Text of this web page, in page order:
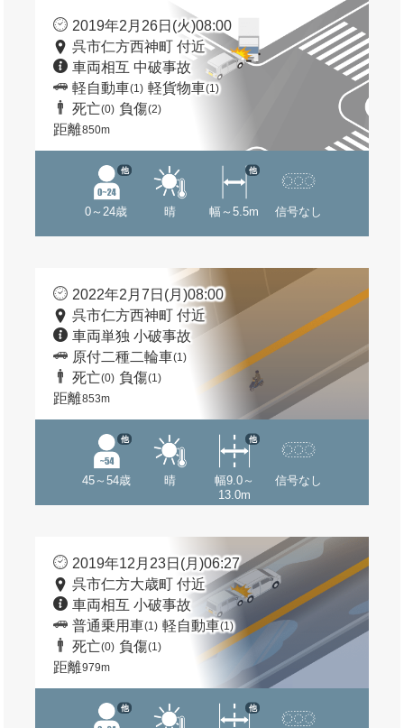
2019年2月26日(火)08:00
呉市仁方西神町 付近
車両相互 中破事故
軽自動車(1) 軽貨物車(1)
死亡(0) 負傷(2)
距離850m
0～24歳
他
晴 幅～5.5m
他
信号なし
2022年2月7日(月)08:00
呉市仁方西神町 付近
車両単独 小破事故
原付二種二輪車(1)
死亡(0) 負傷(1)
距離853m
45～54歳
他
晴
幅9.0～
13.0m
他
信号なし
2019年12月23日(月)06:27
呉市仁方大歳町 付近
車両相互 小破事故
普通乗用車(1) 軽自動車(1)
死亡(0) 負傷(1)
距離979m
他 他